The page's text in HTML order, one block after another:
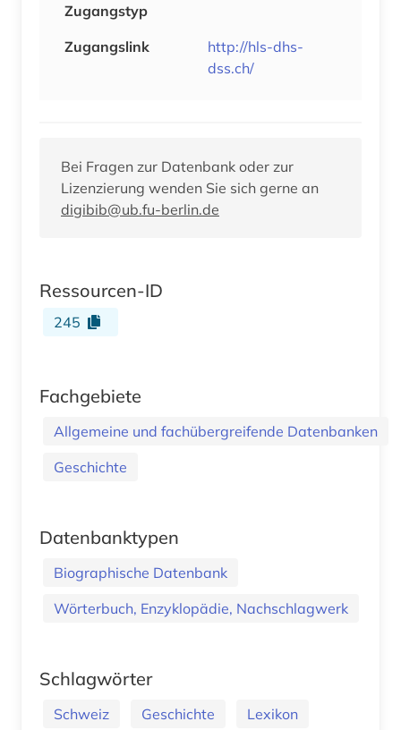
Zugangstyp
Zugangslink
http://hls-dhs-
dss.ch/
Bei Fragen zur Datenbank oder zur
Lizenzierung wenden Sie sich gerne an
digibib@ub.fu-berlin.de
Ressourcen-ID
245
Fachgebiete
Allgemeine und fachübergreifende Datenbanken
Geschichte
Datenbanktypen
Biographische Datenbank
Wörterbuch, Enzyklopädie, Nachschlagwerk
Schlagwörter
Schweiz Geschichte Lexikon